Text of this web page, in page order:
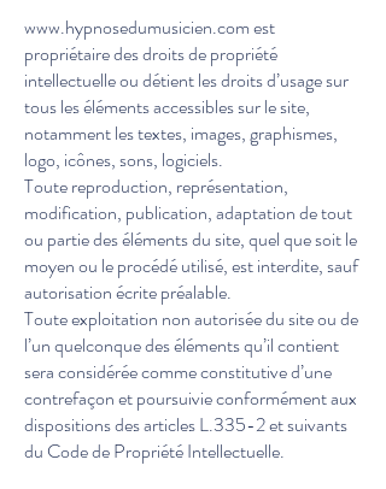
www.hypnosedumusicien.comest
propriétaire des droits de propriété
intellectuelle ou détient les droits d’usage sur
tous les éléments accessibles sur le site,
notamment les textes, images, graphismes,
logo, icônes, sons, logiciels.
Toute reproduction, représentation,
modification, publication, adaptation de tout
ou partie des éléments du site, quel que soit le
moyen ou le procédé utilisé, est interdite, sauf
autorisation écrite préalable.
Toute exploitation non autorisée du site ou de
l’un quelconque des éléments qu’il contient
sera considérée comme constitutive d’une
contrefaçon et poursuivie conformément aux
dispositions des articles L.335-2 et suivants
du Code de Propriété Intellectuelle.